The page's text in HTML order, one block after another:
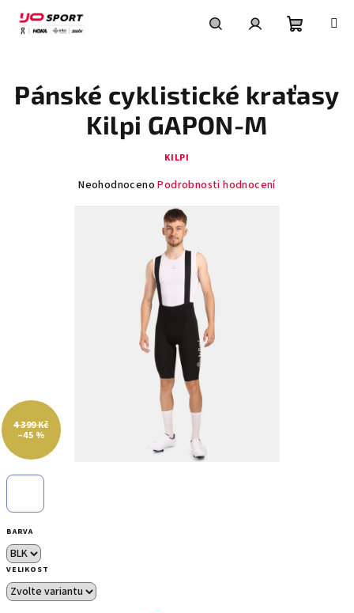
obsah
košík
BARVA
VELIKOST
Pánské cyklistické kraťasy
Kilpi GAPON-M
KILPI
Průměrné
Neohodnoceno Podrobnosti hodnocení
4 399 Kč
–45 %